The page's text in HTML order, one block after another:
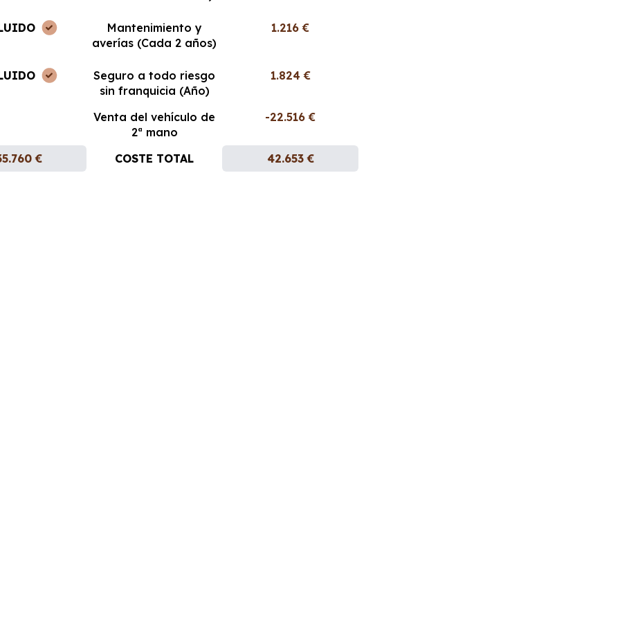
Mantenimiento y
averías (Cada 2 años)
1.216 €
Seguro a todo riesgo
sin franquicia (Año)
1.824 €
Venta del vehículo de
2ª mano
-22.516 €
€ COSTE TOTAL 42.653 €